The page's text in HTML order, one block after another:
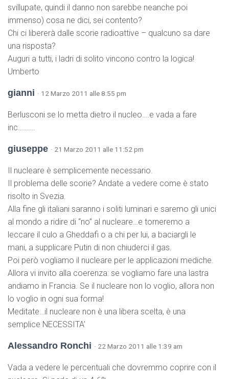
svillupate, quindi il danno non sarebbe neanche poi
immenso) cosa ne dici, sei contento?
Chi ci libererà dalle scorie radioattive – qualcuno sa dare
una risposta?
Auguri a tutti, i ladri di solito vincono contro la logica!
Umberto
gianni · 12 Marzo 2011 alle 8:55 pm
Berlusconi se lo metta dietro il nucleo….e vada a fare
inc……….
giuseppe · 21 Marzo 2011 alle 11:52 pm
Il nucleare è semplicemente necessario.
Il problema delle scorie? Andate a vedere come è stato
risolto in Svezia.
Alla fine gli italiani saranno i soliti luminari e saremo gli unici
al mondo a ridire di “no” al nucleare…e torneremo a
leccare il culo a Gheddafi o a chi per lui, a baciargli le
mani, a supplicare Putin di non chiuderci il gas.
Poi però vogliamo il nucleare per le applicazioni mediche.
Allora vi invito alla coerenza: se vogliamo fare una lastra
andiamo in Francia. Se il nucleare non lo voglio, allora non
lo voglio in ogni sua forma!
Meditate…il nucleare non è una libera scelta, è una
semplice NECESSITA’
Alessandro Ronchi · 22 Marzo 2011 alle 1:39 am
Vada a vedere le percentuali che dovremmo coprire con il